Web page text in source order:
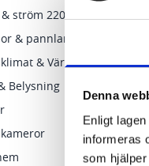
Denna
Enligt
informeras
som
ström 220V
& pannlampor
& Värme
Belysning